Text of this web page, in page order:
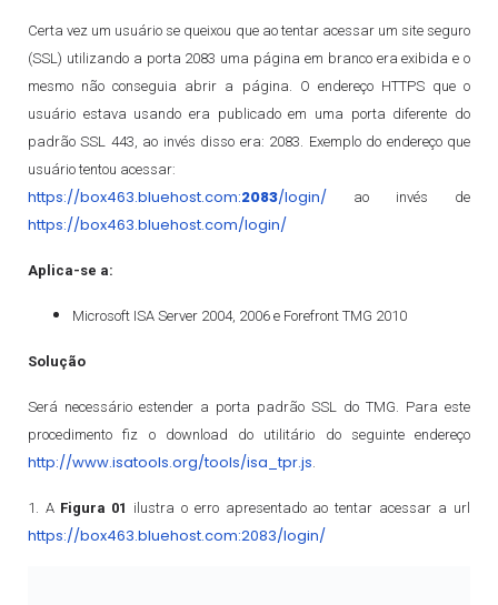
Certa vez um usuário se queixou que ao tentar acessar um site seguro
(SSL) utilizando a porta 2083 uma página em branco era exibida e o
mesmo não conseguia abrir a página. O endereço HTTPS que o
usuário estava usando era publicado em uma porta diferente do
padrão SSL 443, ao invés disso era: 2083. Exemplo do endereço que
usuário tentou acessar:
https://box463.bluehost.com:2083/login/ ao invés de
https://box463.bluehost.com/login/
Aplica-se a:
Microsoft ISA Server 2004, 2006 e Forefront TMG 2010
Solução
Será necessário estender a porta padrão SSL do TMG. Para este
procedimento fiz o download do utilitário do seguinte endereço
http://www.isatools.org/tools/isa_tpr.js
1. A Figura 01 ilustra o erro apresentado ao tentar acessar a url
https://box463.bluehost.com:2083/login/